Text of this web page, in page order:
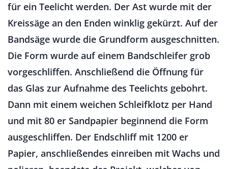
für ein Teelicht werden. Der Ast wurde mit der
Kreissäge an den Enden winklig gekürzt. Auf der
Bandsäge wurde die Grundform ausgeschnitten.
Die Form wurde auf einem Bandschleifer grob
vorgeschliffen. Anschließend die Öffnung für
das Glas zur Aufnahme des Teelichts gebohrt.
Dann mit einem weichen Schleifklotz per Hand
und mit 80 er Sandpapier beginnend die Form
ausgeschliffen. Der Endschliff mit 1200 er
Papier, anschließendes einreiben mit Wachs und